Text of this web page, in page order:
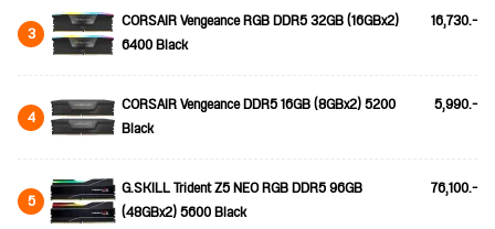
3
CORSAIR Vengeance RGB DDR5 32GB (16GBx2)
6400 Black
16,730.-
4
CORSAIR Vengeance DDR5 16GB (8GBx2) 5200
Black
5,990.-
5
G.SKILL Trident Z5 NEO RGB DDR5 96GB
(48GBx2) 5600 Black
76,100.-